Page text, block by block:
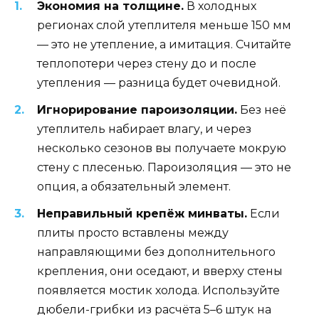
Экономия на толщине. В холодных
регионах слой утеплителя меньше 150 мм
— это не утепление, а имитация. Считайте
теплопотери через стену до и после
утепления — разница будет очевидной.
Игнорирование пароизоляции. Без неё
утеплитель набирает влагу, и через
несколько сезонов вы получаете мокрую
стену с плесенью. Пароизоляция — это не
опция, а обязательный элемент.
Неправильный крепёж минваты. Если
плиты просто вставлены между
направляющими без дополнительного
крепления, они оседают, и вверху стены
появляется мостик холода. Используйте
дюбели-грибки из расчёта 5–6 штук на